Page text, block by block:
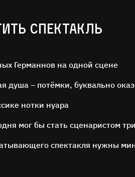
СПЕКТАКЛЬ
Германнов на одной сцене
душа – потёмки, буквально
нотки нуара
мог бы стать сценаристом
спектакля нужны